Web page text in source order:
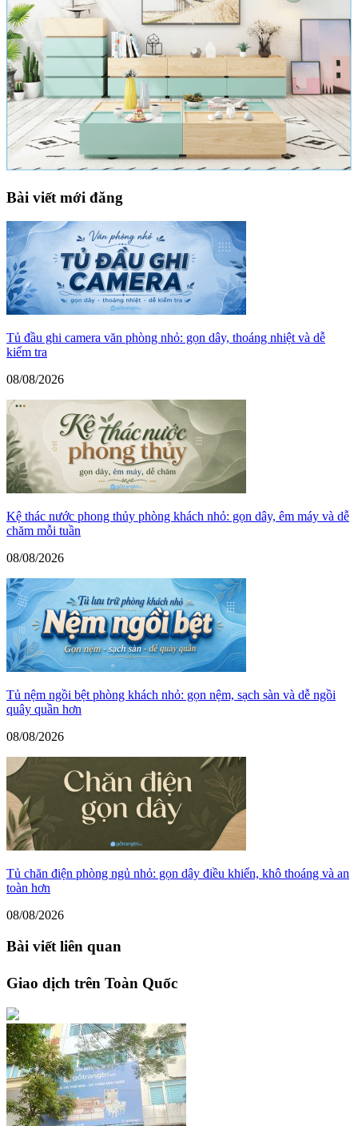
Bài viết mới đăng
Tủ đầu ghi camera văn phòng nhỏ: gọn dây, thoáng nhiệt và dễ
kiểm tra
08/08/2026
Kệ thác nước phong thủy phòng khách nhỏ: gọn dây, êm máy và dễ
chăm mỗi tuần
08/08/2026
Tủ nệm ngồi bệt phòng khách nhỏ: gọn nệm, sạch sàn và dễ ngồi
quây quần hơn
08/08/2026
Tủ chăn điện phòng ngủ nhỏ: gọn dây điều khiển, khô thoáng và an
toàn hơn
08/08/2026
Bài viết liên quan
Giao dịch trên Toàn Quốc